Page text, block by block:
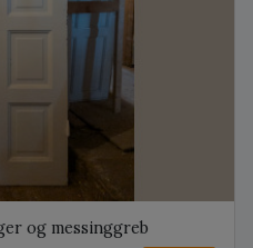
og messinggreb